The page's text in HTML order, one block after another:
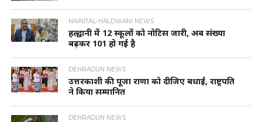
NAINITAL-HALDWANI NEWS
हल्द्वानी में 12 स्कूलों को नोटिस जारी, अब संख्या
बढ़कर 101 हो गई है
DEHRADUN NEWS
उत्तरकाशी की पूजा राणा को दीजिए बधाई, राष्ट्रपति
ने किया सम्मानित
DEHRADUN NEWS